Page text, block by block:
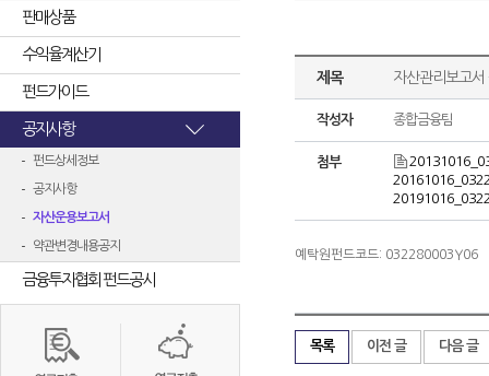
판매상품
수익율계산기
펀드가이드
공지사항
펀드상세정보
공지사항
자산운용보고서
약관변경내용공지
금융투자협회 펀드공시
제목 자산관리보고
작성자 종합금융팀
첨부
예탁원펀드코드: 032280003Y06
목록 이전 글 다음 글